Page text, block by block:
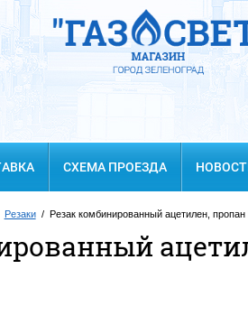
СХЕМА ПРОЕЗДА
Резаки/ Резак комбинированный ацетилен,